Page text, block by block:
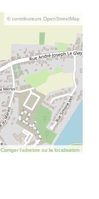
© contributeurs OpenStreetMap
Corriger l’adresse ou la localisation